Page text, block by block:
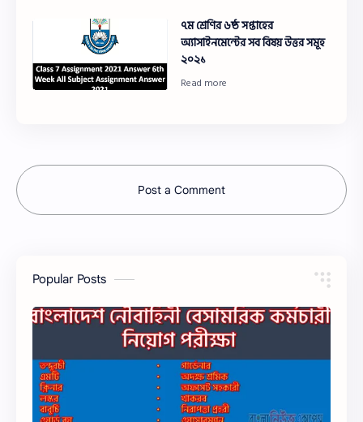
৭ম শ্রেণির ৬ষ্ঠ সপ্তাহের
অ্যাসাইনমেন্টের সব বিষয় উত্তর সমূহ
২০২১
Post a Comment
Popular Posts